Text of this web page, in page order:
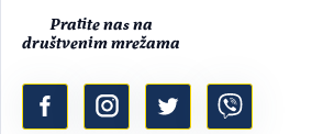
Pratite nas na
društvenim mrežama